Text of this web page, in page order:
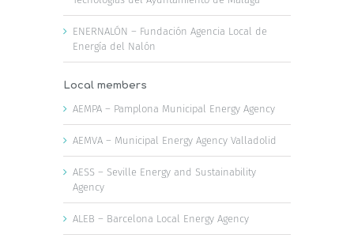
ENERNALÓN – Fundación Agencia Local de
Energía del Nalón
Local members
AEMPA – Pamplona Municipal Energy Agency
AEMVA – Municipal Energy Agency Valladolid
AESS – Seville Energy and Sustainability
Agency
ALEB – Barcelona Local Energy Agency